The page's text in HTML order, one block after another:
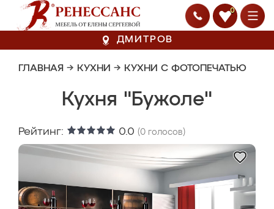
0
ДМИТРОВ
ГЛАВНАЯ → КУХНИ → КУХНИ С ФОТОПЕЧАТЬЮ
Кухня "Бужоле"
Рейтинг: 0.0 (0 голосов)